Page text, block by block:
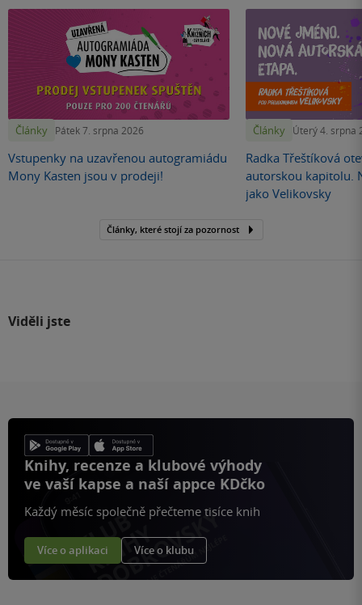
Články Pátek 7. srpna 2026
Vstupenky na uzavřenou autogramiádu
Mony Kasten jsou v prodeji!
Články Úterý 4. srpna
Radka Třeštíková
autorskou kapitolu.
jako Velikovsky
Články, které stojí za pozornost
Viděli jste
Knihy, recenze a klubové výhody
ve vaší kapse a naší appce KDčko
Každý měsíc společně přečteme tisíce knih
Více o aplikaci Více o klubu